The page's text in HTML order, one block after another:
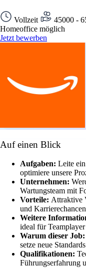
Vollzeit 45000 -
Homeoffice möglich
Jetzt bewerben
Auf einen Blick
Aufgaben: Leite
optimiere unsere
Unternehmen:
Wartungsteam mit
Vorteile: Attraktive
und
Weitere
ideal für
Warum dieser Job:
setze neue
Qualifikationen:
Führungserfahrung